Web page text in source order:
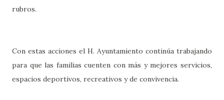
rubros.
Con estas acciones el H. Ayuntamiento continúa trabajando
para que las familias cuenten con más y mejores servicios,
espacios deportivos, recreativos y de convivencia.